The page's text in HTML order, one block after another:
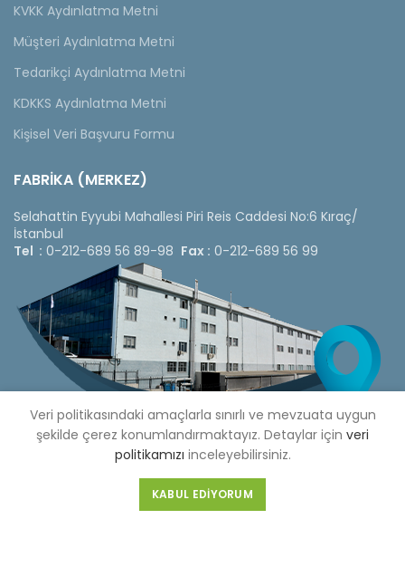
KVKK Aydınlatma Metni
Müşteri Aydınlatma Metni
Tedarikçi Aydınlatma Metni
KDKKS Aydınlatma Metni
Kişisel Veri Başvuru Formu
FABRİKA (MERKEZ)
Selahattin Eyyubi Mahallesi Piri Reis Caddesi No:6 Kıraç/
İstanbul
Tel : 0-212-689 56 89-98 Fax : 0-212-689 56 99
Veri politikasındaki amaçlarla sınırlı ve mevzuata uygun
şekilde çerez konumlandırmaktayız. Detaylar için veri
politikamızı inceleyebilirsiniz.
KABUL EDIYORUM